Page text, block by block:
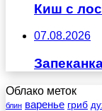
Киш с
07.08.2026
Облако меток
блин варенье гриб